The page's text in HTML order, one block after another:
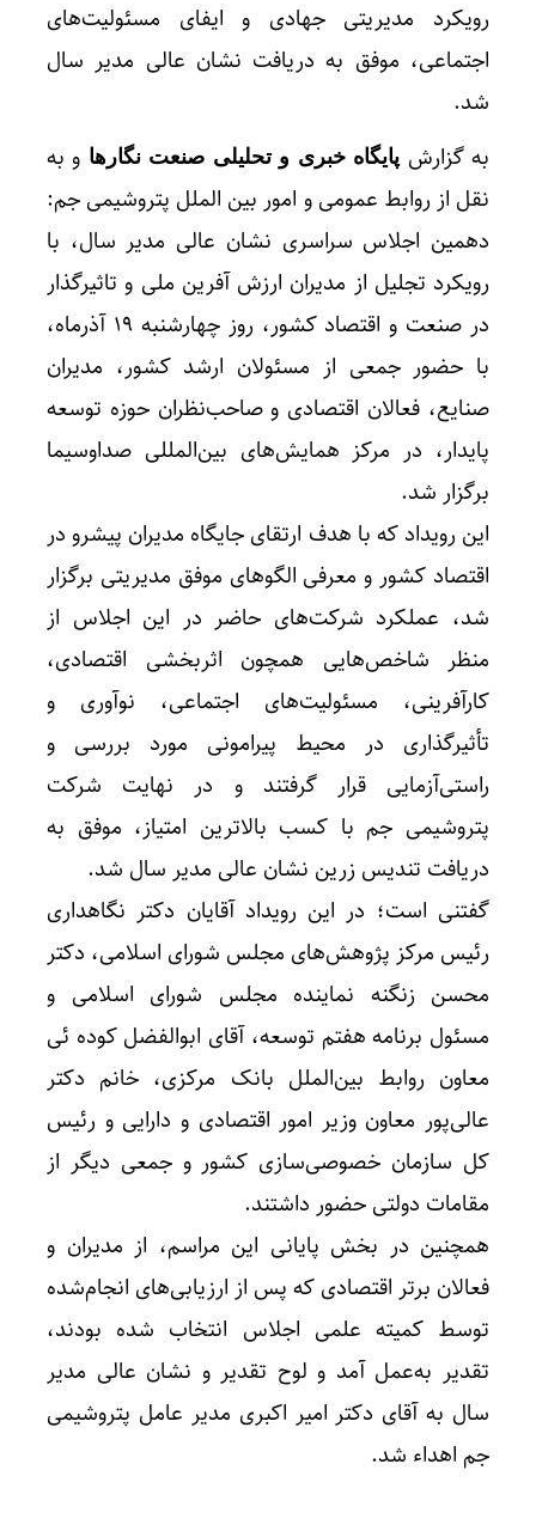
رویکرد مدیریتی جهادی و ایفای مسئولیت‌های
اجتماعی، موفق به دریافت نشان عالی مدیر سال
شد.
به گزارشپایگاه خبری و تحلیلی صنعت نگارها و به
نقل از روابط عمومی و امور بین الملل پتروشیمی جم:
دهمین اجلاس سراسری نشان عالی مدیر سال، با
رویکرد تجلیل از مدیران ارزش آفرین ملی و تاثیرگذار
در صنعت و اقتصاد کشور، روز چهارشنبه ۱۹ آذرماه،
با حضور جمعی از مسئولان ارشد کشور، مدیران
صنایع، فعالان اقتصادی و صاحب‌نظران حوزه توسعه
پایدار، در مرکز همایش‌های بین‌المللی صداوسیما
برگزار شد.
این رویداد که با هدف ارتقای جایگاه مدیران پیشرو در
اقتصاد کشور و معرفی الگوهای موفق مدیریتی برگزار
شد، عملکرد شرکت‌های حاضر در این اجلاس از
منظر شاخص‌هایی همچون اثربخشی اقتصادی،
کارآفرینی، مسئولیت‌های اجتماعی، نوآوری و
تأثیرگذاری در محیط پیرامونی مورد بررسی و
راستی‌آزمایی قرار گرفتند و در نهایت شرکت
پتروشیمی جم با کسب بالاترین امتیاز، موفق به
دریافت تندیس زرین نشان عالی مدیر سال شد.
گفتنی است؛ در این رویداد آقایان دکتر نگاهداری
رئیس مرکز پژوهش‌های مجلس شورای اسلامی، دکتر
محسن زنگنه نماینده مجلس شورای اسلامی و
مسئول برنامه هفتم توسعه، آقای ابوالفضل کوده ئی
معاون روابط بین‌الملل بانک مرکزی، خانم دکتر
عالی‌پور معاون وزیر امور اقتصادی و دارایی و رئیس
کل سازمان خصوصی‌سازی کشور و جمعی دیگر از
مقامات دولتی حضور داشتند.
همچنین در بخش پایانی این مراسم، از مدیران و
فعالان برتر اقتصادی که پس از ارزیابی‌های انجام‌شده
توسط کمیته علمی اجلاس انتخاب شده بودند،
تقدیر به‌عمل آمد و لوح تقدیر و نشان عالی مدیر
سال به آقای دکتر امیر اکبری مدیر عامل پتروشیمی
جم اهداء شد.